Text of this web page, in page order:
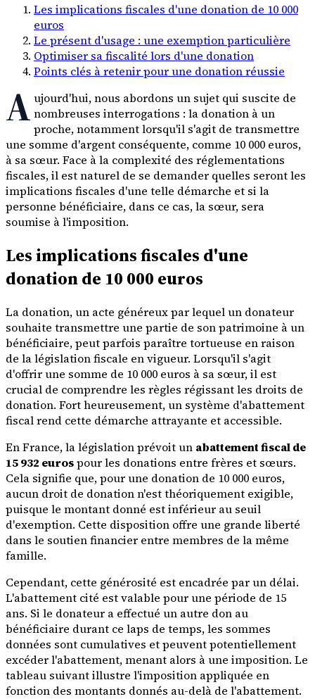
Les implications fiscales d'une donation de 10 000
euros
Le présent d'usage : une exemption particulière
Optimiser sa fiscalité lors d'une donation
Points clés à retenir pour une donation réussie
A ujourd'hui, nous abordons un sujet qui suscite de
nombreuses interrogations : la donation à un
proche, notamment lorsqu'il s'agit de transmettre
une somme d'argent conséquente, comme 10 000 euros,
à sa sœur. Face à la complexité des réglementations
fiscales, il est naturel de se demander quelles seront les
implications fiscales d'une telle démarche et si la
personne bénéficiaire, dans ce cas, la sœur, sera
soumise à l'imposition.
Les implications fiscales d'une
donation de 10 000 euros
La donation, un acte généreux par lequel un donateur
souhaite transmettre une partie de son patrimoine à un
bénéficiaire, peut parfois paraître tortueuse en raison
de la législation fiscale en vigueur. Lorsqu'il s'agit
d'offrir une somme de 10 000 euros à sa sœur, il est
crucial de comprendre les règles régissant les droits de
donation. Fort heureusement, un système d'abattement
fiscal rend cette démarche attrayante et accessible.
En France, la législation prévoit un abattement fiscal de
15 932 eurospour les donations entre frères et sœurs.
Cela signifie que, pour une donation de 10 000 euros,
aucun droit de donation n'est théoriquement exigible,
puisque le montant donné est inférieur au seuil
d'exemption. Cette disposition offre une grande liberté
dans le soutien financier entre membres de la même
famille.
Cependant, cette générosité est encadrée par un délai.
L'abattement cité est valable pour une période de 15
ans. Si le donateur a effectué un autre don au
bénéficiaire durant ce laps de temps, les sommes
données sont cumulatives et peuvent potentiellement
excéder l'abattement, menant alors à une imposition. Le
tableau suivant illustre l'imposition appliquée en
fonction des montants donnés au-delà de l'abattement.